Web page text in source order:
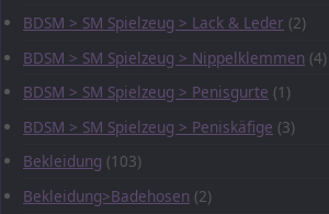
BDSM > SM Spielzeug > Lack & Leder (2)
BDSM > SM Spielzeug > Nippelklemmen (4)
BDSM > SM Spielzeug > Penisgurte (1)
BDSM > SM Spielzeug > Peniskäfige (3)
Bekleidung (103)
Bekleidung>Badehosen (2)